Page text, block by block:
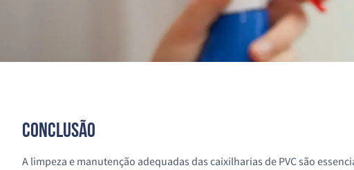
Conclusão
A limpeza e manutenção adequadas das caixilharias de PVC são